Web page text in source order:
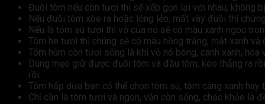
Đuôi tôm nếu còn tươi thì sẽ xếp gọn lại với nhau, không
Nếu đuôi tôm xòe ra hoặc lỏng lẻo, mất vây đuôi thì
Nếu là tôm sú tươi thì vỏ của nó sẽ có màu xanh ngọc
Tôm he tươi thì chúng sẽ có màu hồng trắng, mắt xanh và
Tôm hùm còn tươi sống là khi vỏ nó bóng, canh xanh,
Dùng mẹo giữ được đuôi tôm và đầu tôm, kéo thẳng ra
rồi.
Tôm hấp dừa bạn có thể chọn tôm sú, tôm càng xanh
Chỉ cần là tôm tươi và ngon, vẫn còn sống, chắc khỏe là